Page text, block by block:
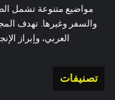
مواضيع متنوعة تشمل
والسفر وغيرها. تهدف
العربي، وإبراز
تصنيفات